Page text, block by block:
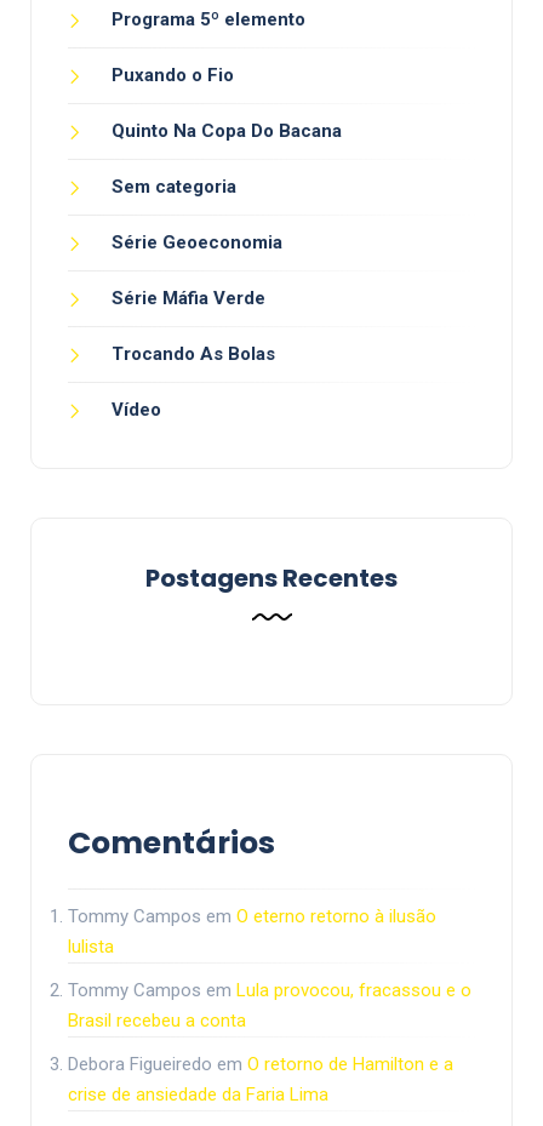
Programa 5º elemento
Puxando o Fio
Quinto Na Copa Do Bacana
Sem categoria
Série Geoeconomia
Série Máfia Verde
Trocando As Bolas
Vídeo
Postagens Recentes
Comentários
Tommy Campos em O eterno retorno à ilusão
lulista
Tommy Campos em Lula provocou, fracassou e o
Brasil recebeu a conta
Debora Figueiredo em O retorno de Hamilton e a
crise de ansiedade da Faria Lima